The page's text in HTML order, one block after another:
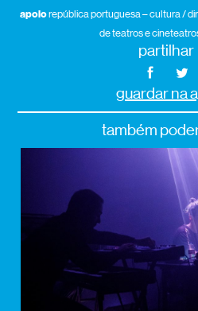
apoiorepública portuguesa – cultura /
de teatros e
partilhar
guardar na
também